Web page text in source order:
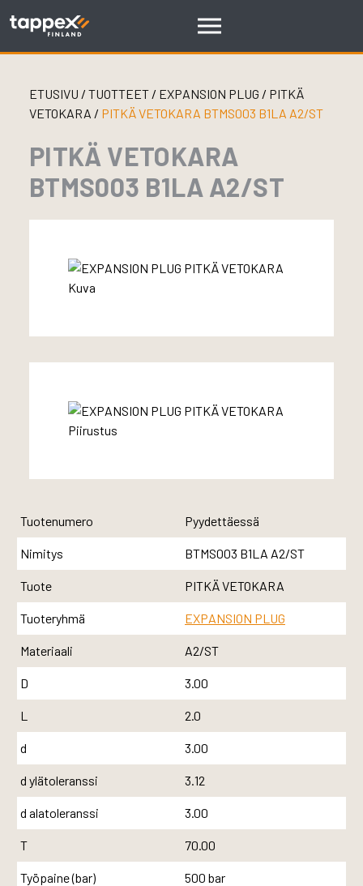
ETUSIVU / TUOTTEET/ EXPANSION PLUG / PITKÄ
VETOKARA / PITKÄ VETOKARA BTMS003 B1LA A2/ST
PITKÄ VETOKARA
BTMS003 B1LA A2/ST
Tuotenumero Pyydettäessä
Nimitys BTMS003 B1LA A2/ST
Tuote PITKÄ VETOKARA
Tuoteryhmä EXPANSION PLUG
Materiaali A2/ST
D 3.00
L 2.0
d 3.00
d ylätoleranssi 3.12
d alatoleranssi 3.00
T 70.00
Työpaine (bar) 500 bar